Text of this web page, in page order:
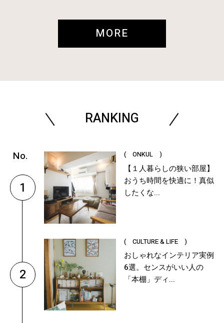
MORE
RANKING
1
( ONKUL )
【１人暮らしの狭い部屋】
おうち時間を快適に！真似
したくな...
2
( CULTURE & LIFE )
おしゃれなインテリア実例
6選。センスがいい人の
「本棚」ディ...